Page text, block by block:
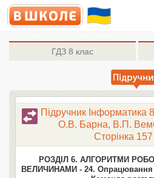
ГДЗ 8 клас
Підручник Інформатика
О.В. Барна, В.П.
Сторінка
РОЗДІЛ 6. АЛГОРИТМИ
ВЕЛИЧИНАМИ - 24. Опрацювання